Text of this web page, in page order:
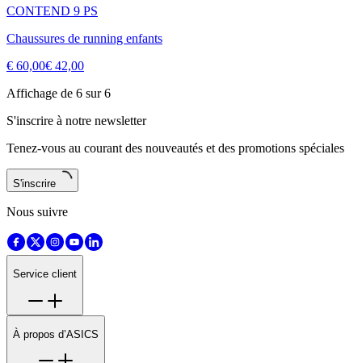
CONTEND 9 PS
Chaussures de running enfants
€ 60,00€ 42,00
Affichage de 6 sur 6
S'inscrire à notre newsletter
Tenez-vous au courant des nouveautés et des promotions spéciales
S'inscrire
Nous suivre
Service client
À propos d’ASICS